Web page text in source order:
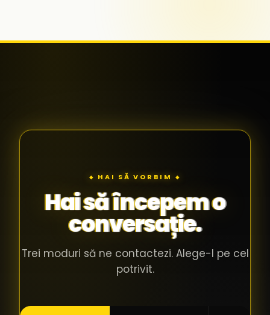
◆ HAI SĂ VORBIM ◆
Hai să începem o
conversație.
Trei moduri să ne contactezi. Alege-l pe cel
potrivit.